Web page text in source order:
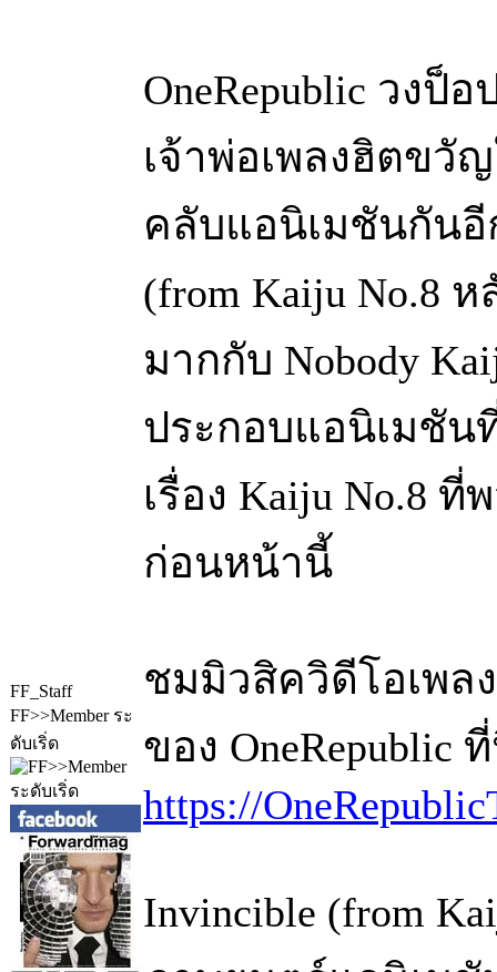
FF_Staff
FF>>Member ระ
ดับเริ่ด
OneRepublic วงป็
เจ้าพ่อเพลงฮิตขวั
คลับแอนิเมชันกันอี
(from Kaiju No.8
มากกับ Nobody
ประกอบแอนิเมชัน
เรื่อง Kaiju No.8
ก่อนหน้านี้
ชมมิวสิควิดีโอเพลง
ของ OneRepublic
https://
Invincible (from